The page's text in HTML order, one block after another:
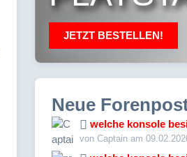
JETZT BESTELLEN!
Neue
welche konsole
von Captain am